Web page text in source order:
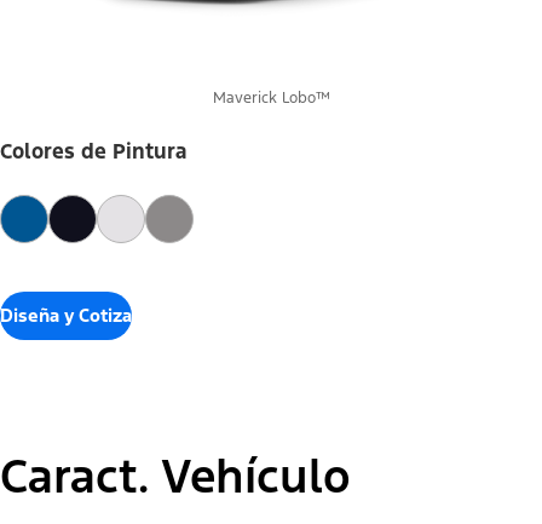
Maverick Lobo™
Colores de Pintura
Diseña y Cotiza
Caract. Vehículo